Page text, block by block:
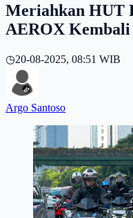
Meriahkan HUT
AEROX
◷20-08-2025, 08:51 WIB
Argo Santoso